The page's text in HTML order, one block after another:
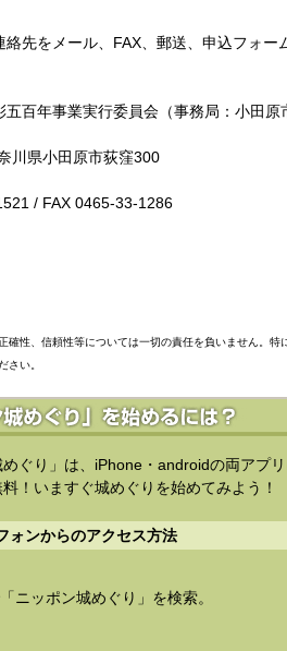
先をメール、FAX、郵送、申込フォー
百年事業実行委員会（事務局：小田原
県小田原市荻窪300
/ FAX 0465-33-1286
確性、信頼性等については一切の責任を負いません。特
さい。
めぐり」は、iPhone・androidの両アプリ
！いますぐ城めぐりを始めてみよう！
ォンからのアクセス方法
ニッポン城めぐり」を検索。